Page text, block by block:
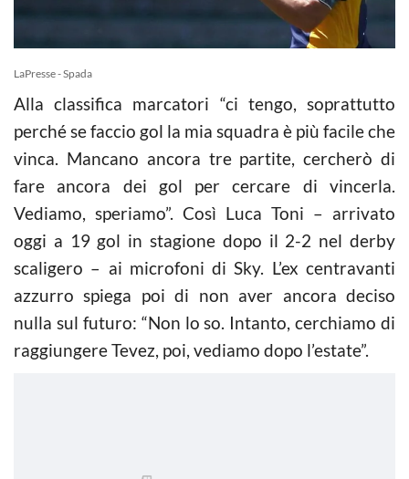
LaPresse - Spada
Alla classifica marcatori “ci tengo, soprattutto
perché se faccio gol la mia squadra è più facile che
vinca. Mancano ancora tre partite, cercherò di
fare ancora dei gol per cercare di vincerla.
Vediamo, speriamo”. Così Luca Toni – arrivato
oggi a 19 gol in stagione dopo il 2-2 nel derby
scaligero – ai microfoni di Sky. L’ex centravanti
azzurro spiega poi di non aver ancora deciso
nulla sul futuro: “Non lo so. Intanto, cerchiamo di
raggiungere Tevez, poi, vediamo dopo l’estate”.